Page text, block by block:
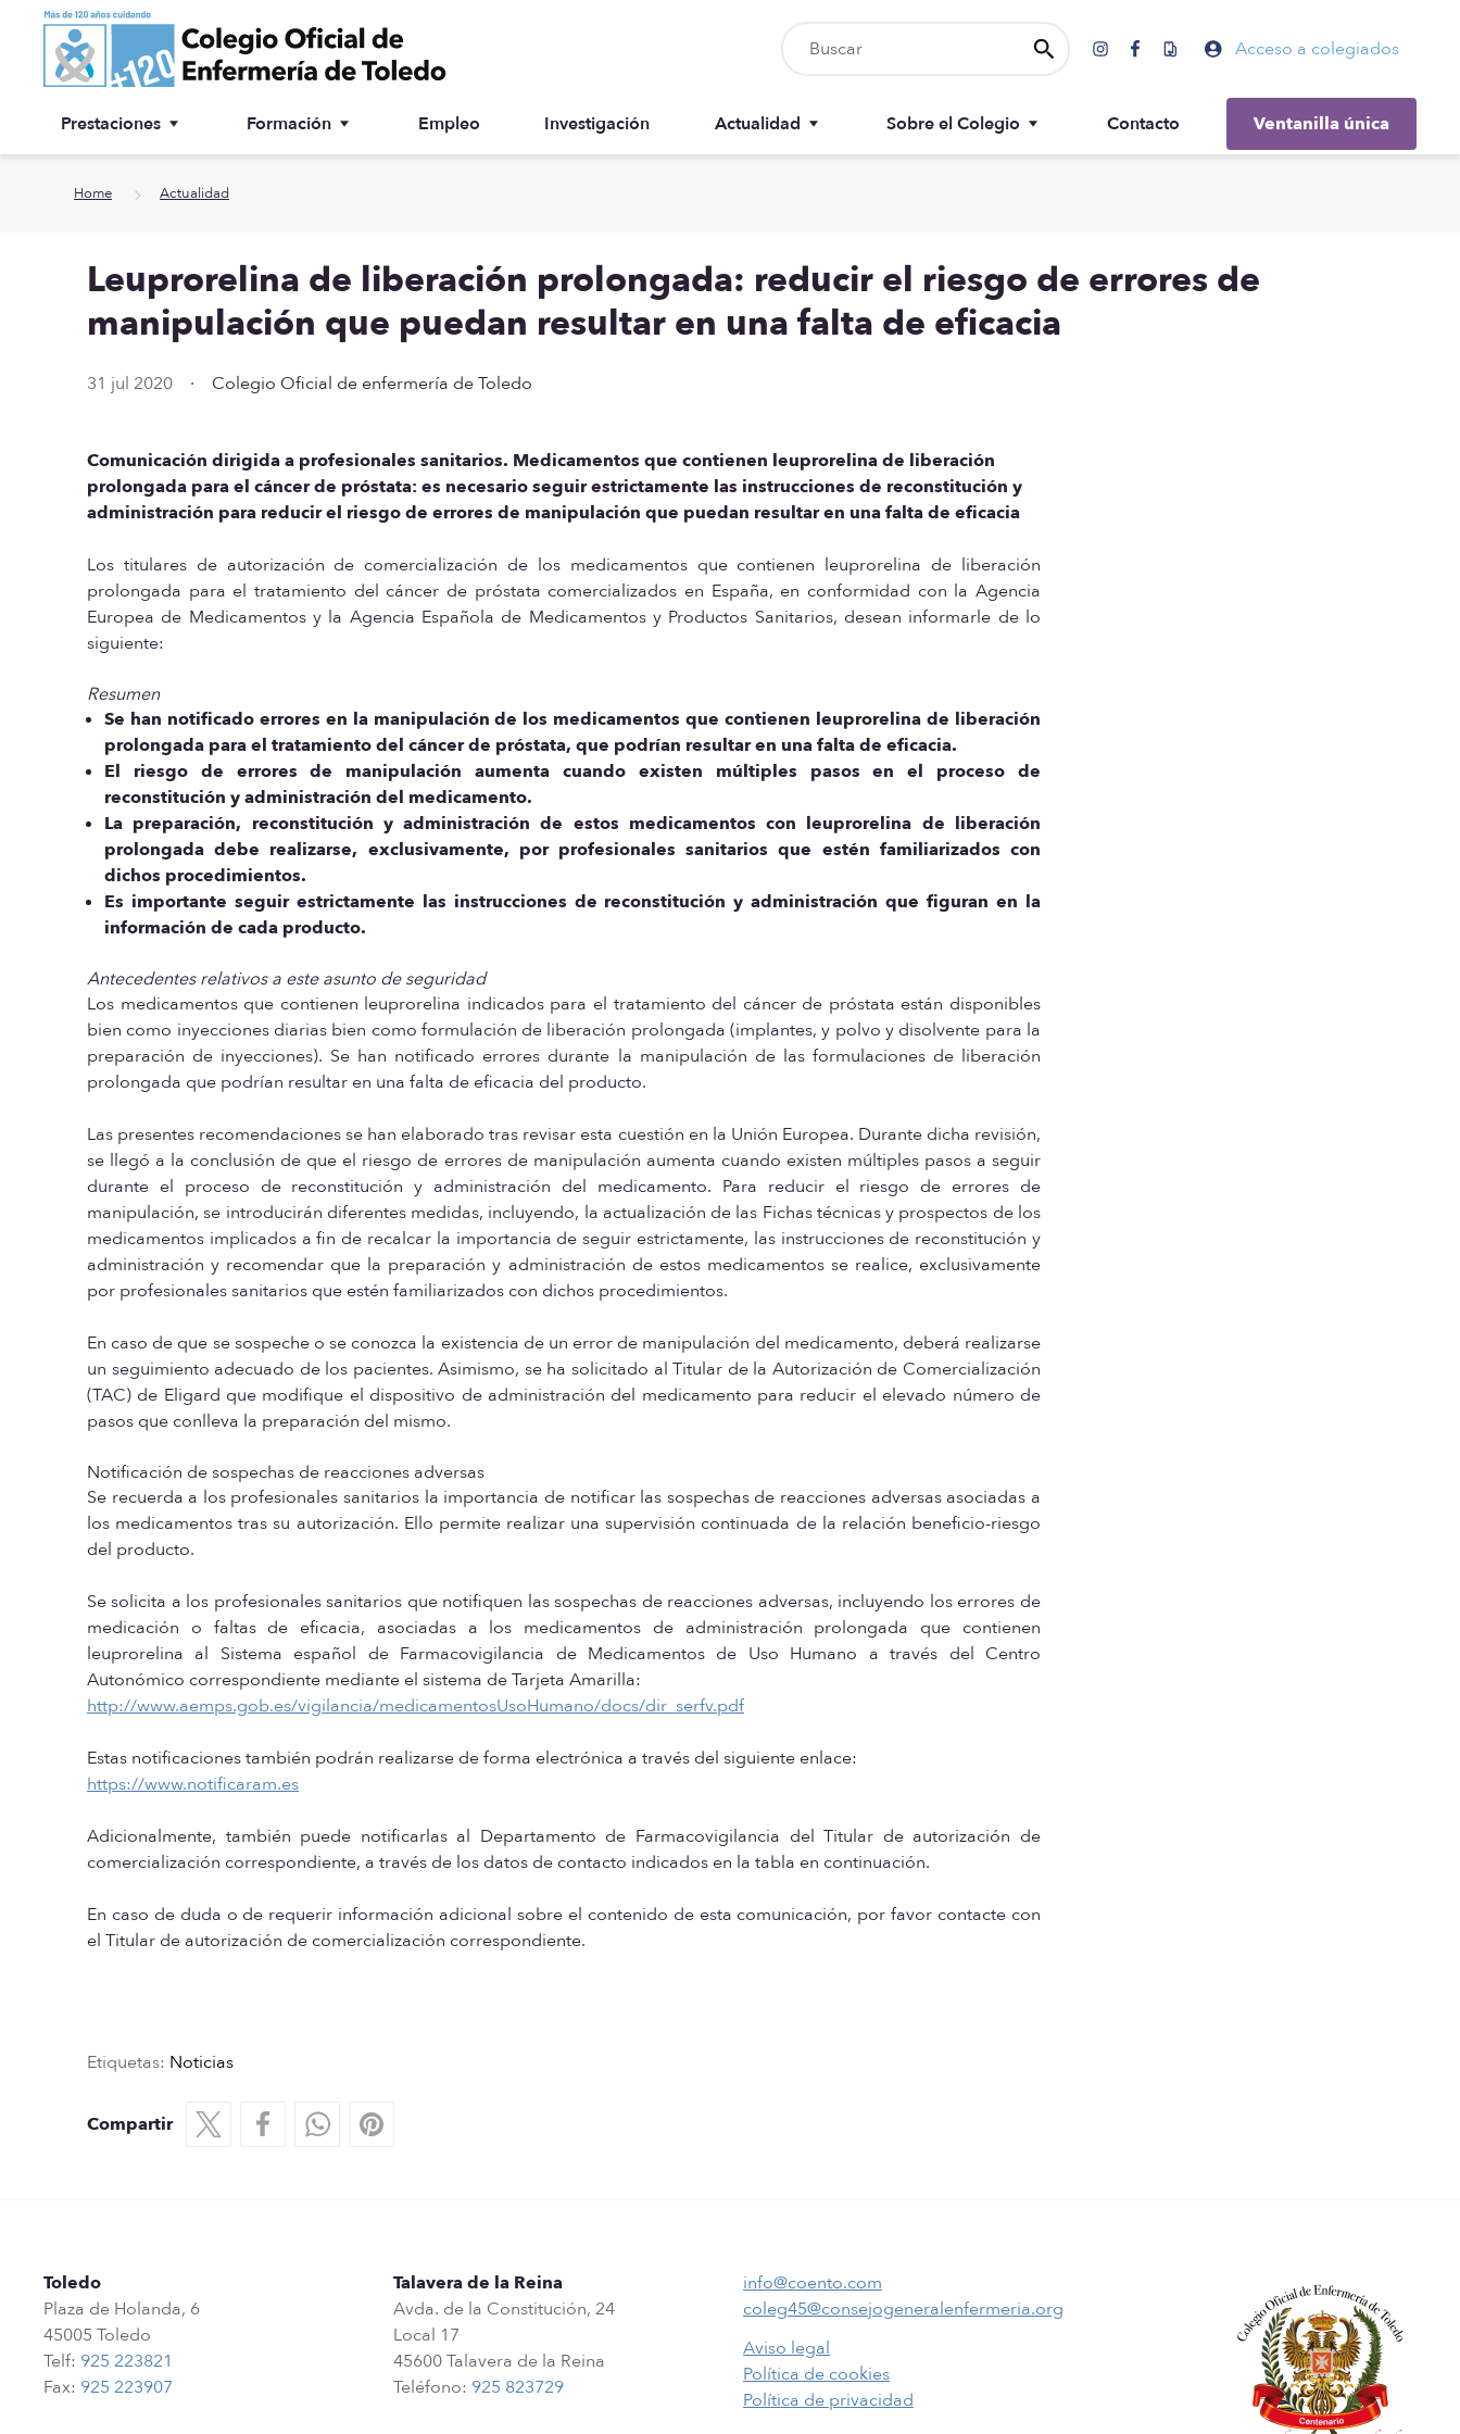
Ir a contenido principal Acceso a colegiados
Prestaciones
Asesoría jurídica
Especialidades
Otras prestaciones
Formación Empleo Investigación Actualidad
Recursos
Sobre el Colegio
Memorias
Contacto Ventanilla única
Home Actualidad
Leuprorelina de liberación prolongada: reducir el riesgo de errores de
manipulación que puedan resultar en una falta de eficacia
31 jul 2020 · Colegio Oficial de enfermería de Toledo
Comunicación dirigida a profesionales sanitarios. Medicamentos que contienen leuprorelina de liberación
prolongada para el cáncer de próstata: es necesario seguir estrictamente las instrucciones de reconstitución y
administración para reducir el riesgo de errores de manipulación que puedan resultar en una falta de eficacia
Los titulares de autorización de comercialización de los medicamentos que contienen leuprorelina de liberación
prolongada para el tratamiento del cáncer de próstata comercializados en España, en conformidad con la Agencia
Europea de Medicamentos y la Agencia Española de Medicamentos y Productos Sanitarios, desean informarle de lo
siguiente:
Resumen
Se han notificado errores en la manipulación de los medicamentos que contienen leuprorelina de liberación
prolongada para el tratamiento del cáncer de próstata, que podrían resultar en una falta de eficacia.
El riesgo de errores de manipulación aumenta cuando existen múltiples pasos en el proceso de
reconstitución y administración del medicamento.
La preparación, reconstitución y administración de estos medicamentos con leuprorelina de liberación
prolongada debe realizarse, exclusivamente, por profesionales sanitarios que estén familiarizados con
dichos procedimientos.
Es importante seguir estrictamente las instrucciones de reconstitución y administración que figuran en la
información de cada producto.
Antecedentes relativos a este asunto de seguridad
Los medicamentos que contienen leuprorelina indicados para el tratamiento del cáncer de próstata están disponibles
bien como inyecciones diarias bien como formulación de liberación prolongada (implantes, y polvo y disolvente para la
preparación de inyecciones). Se han notificado errores durante la manipulación de las formulaciones de liberación
prolongada que podrían resultar en una falta de eficacia del producto.
Las presentes recomendaciones se han elaborado tras revisar esta cuestión en la Unión Europea. Durante dicha revisión,
se llegó a la conclusión de que el riesgo de errores de manipulación aumenta cuando existen múltiples pasos a seguir
durante el proceso de reconstitución y administración del medicamento. Para reducir el riesgo de errores de
manipulación, se introducirán diferentes medidas, incluyendo, la actualización de las Fichas técnicas y prospectos de los
medicamentos implicados a fin de recalcar la importancia de seguir estrictamente, las instrucciones de reconstitución y
administración y recomendar que la preparación y administración de estos medicamentos se realice, exclusivamente
por profesionales sanitarios que estén familiarizados con dichos procedimientos.
En caso de que se sospeche o se conozca la existencia de un error de manipulación del medicamento, deberá realizarse
un seguimiento adecuado de los pacientes. Asimismo, se ha solicitado al Titular de la Autorización de Comercialización
(TAC) de Eligard que modifique el dispositivo de administración del medicamento para reducir el elevado número de
pasos que conlleva la preparación del mismo.
Notificación de sospechas de reacciones adversas
Se recuerda a los profesionales sanitarios la importancia de notificar las sospechas de reacciones adversas asociadas a
los medicamentos tras su autorización. Ello permite realizar una supervisión continuada de la relación beneficio-riesgo
del producto.
Se solicita a los profesionales sanitarios que notifiquen las sospechas de reacciones adversas, incluyendo los errores de
medicación o faltas de eficacia, asociadas a los medicamentos de administración prolongada que contienen
leuprorelina al Sistema español de Farmacovigilancia de Medicamentos de Uso Humano a través del Centro
Autonómico correspondiente mediante el sistema de Tarjeta Amarilla:
http://www.aemps.gob.es/vigilancia/medicamentosUsoHumano/docs/dir_serfv.pdf
Estas notificaciones también podrán realizarse de forma electrónica a través del siguiente enlace:
https://www.notificaram.es
Adicionalmente, también puede notificarlas al Departamento de Farmacovigilancia del Titular de autorización de
comercialización correspondiente, a través de los datos de contacto indicados en la tabla en continuación.
En caso de duda o de requerir información adicional sobre el contenido de esta comunicación, por favor contacte con
el Titular de autorización de comercialización correspondiente.
Etiquetas: Noticias
Compartir
Toledo
Plaza de Holanda, 6
45005 Toledo
Telf: 925 223821
Fax: 925 223907
Talavera de la Reina
Avda. de la Constitución, 24
Local 17
45600 Talavera de la Reina
Teléfono: 925 823729
info@coento.com
coleg45@consejogeneralenfermeria.org
Aviso legal
Política de cookies
Política de privacidad